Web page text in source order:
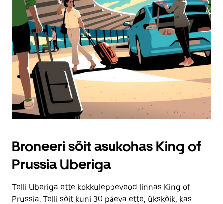
Broneeri sõit asukohas King of
Prussia Uberiga
Telli Uberiga ette kokkuleppeveod linnas King of
Prussia. Telli sõit kuni 30 päeva ette, ükskõik, kas